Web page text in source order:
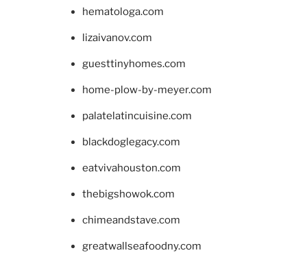
hematologa.com
lizaivanov.com
guesttinyhomes.com
home-plow-by-meyer.com
palatelatincuisine.com
blackdoglegacy.com
eatvivahouston.com
thebigshowok.com
chimeandstave.com
greatwallseafoodny.com